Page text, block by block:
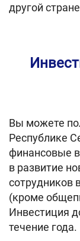
другой
Вы можете
Республике
финансовые
в развитие
сотрудников
(кроме
Инвестиция
течение года.